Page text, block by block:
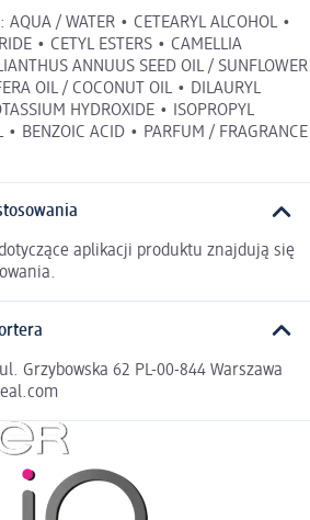
AQUA / WATER • CETEARYL ALCOHOL •
• CETYL ESTERS • CAMELLIA
ANNUUS SEED OIL / SUNFLOWER
OIL / COCONUT OIL • DILAURYL
HYDROXIDE • ISOPROPYL
• BENZOIC ACID • PARFUM / FRAGRANCE
aplikacji produktu znajdują się
Grzybowska 62 PL-00-844 Warszawa